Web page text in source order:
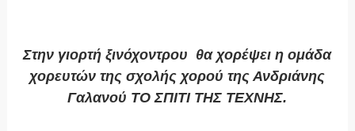
Στην γιορτή ξινόχοντρου θα χορέψει η ομάδα
χορευτών της σχολής χορού της Ανδριάνης
Γαλανού ΤΟ ΣΠΙΤΙ ΤΗΣ ΤΕΧΝΗΣ.